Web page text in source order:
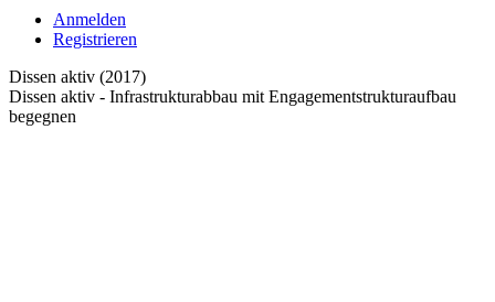
Anmelden
Registrieren
Dissen aktiv (2017)
Dissen aktiv - Infrastrukturabbau mit Engagementstrukturaufbau
begegnen